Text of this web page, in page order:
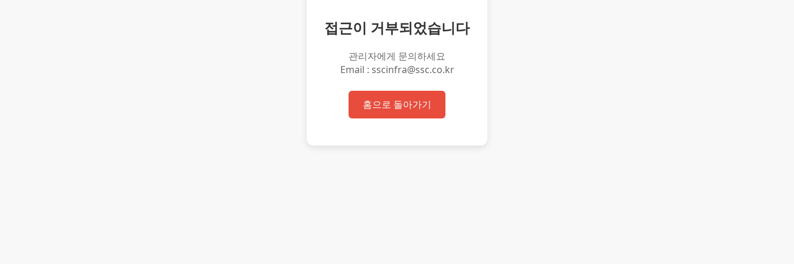
접근이 거부되었습니다
관리자에게 문의하세요
Email : sscinfra@ssc.co.kr
홈으로 돌아가기